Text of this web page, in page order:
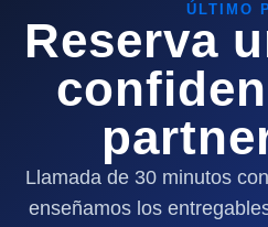
ÚLTIMO
Reserva
Llamada de 30 minutos
enseñamos los